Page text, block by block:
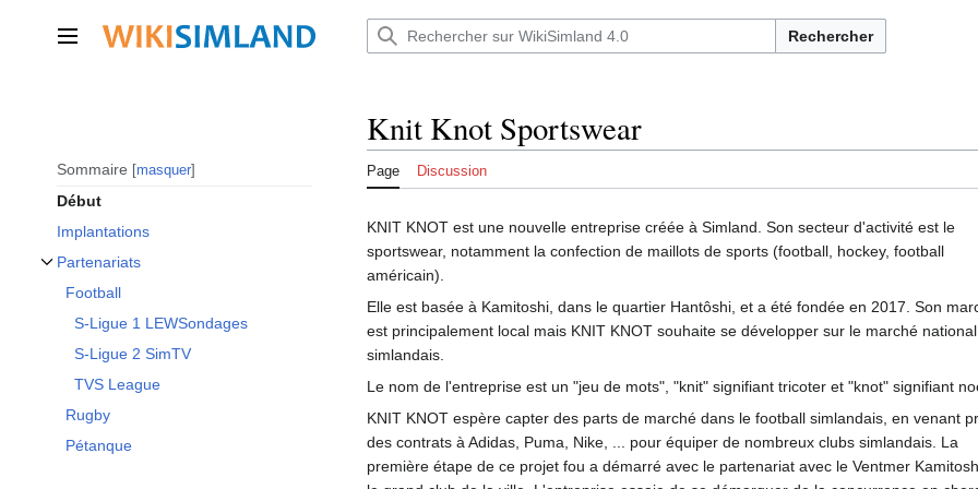
contenu Menu principal Rechercher
Sommaire masquer
Début
Implantations
Partenariats
Football
S-Ligue 1 LEWSondages
S-Ligue 2 SimTV
TVS League
Rugby
Pétanque
Knit Knot Sportswear
Page Discussion
KNIT KNOT est une nouvelle entreprise créée à Simland. Son secteur d'activité est le
sportswear, notamment la confection de maillots de sports (football, hockey, football
américain).
Elle est basée à Kamitoshi, dans le quartier Hantôshi, et a été fondée en 2017. Son
est principalement local mais KNIT KNOT souhaite se développer sur le marché national
simlandais.
Le nom de l'entreprise est un "jeu de mots", "knit" signifiant tricoter et "knot" signifiant
KNIT KNOT espère capter des parts de marché dans le football simlandais, en venant
des contrats à Adidas, Puma, Nike, ... pour équiper de nombreux clubs simlandais. La
première étape de ce projet fou a démarré avec le partenariat avec le Ventmer